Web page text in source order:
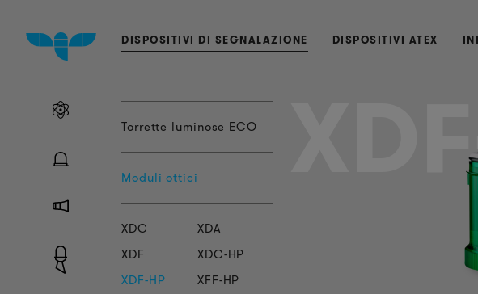
DISPOSITIVI DI SEGNALAZIONE DISPOSITIVI ATEX
Torrette luminose ECO
Moduli ottici
XDC
XDA
XDF
XDC-HP
XDF-HP
XFF-HP